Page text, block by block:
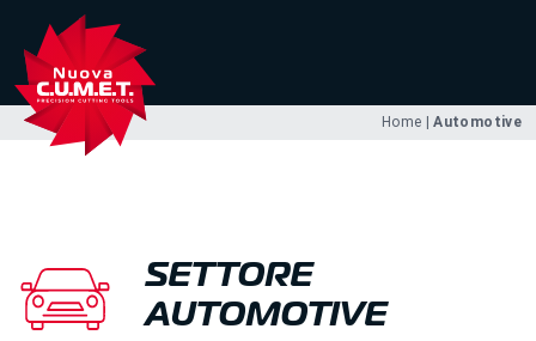
Home |Automotive
SETTORE
AUTOMOTIVE